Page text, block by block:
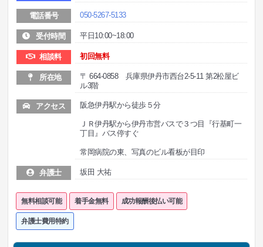
電話番号 050-5267-5133
受付時間 平日10:00~18:00
相談料 初回無料
所在地
〒 664-0858 兵庫県伊丹市西台2-5-11 第2松屋ビ
ル3階
アクセス 阪急伊丹駅から徒歩５分
ＪＲ伊丹駅から伊丹市営バスで３つ目『行基町一
丁目』バス停すぐ
常岡病院の東、写真のビル看板が目印
弁護士 坂田 大祐
無料相談可能 着手金無料 成功報酬後払い可能
弁護士費用特約